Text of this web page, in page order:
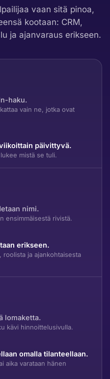
vaan sitä pinoa,
kootaan: CRM,
ja ajanvaraus erikseen.
haku.
vain ne, jotka ovat
päivittyvä.
mistä se tuli.
nimi.
ensimmäisestä rivistä.
erikseen.
roolista ja ajankohtaisesta
lomaketta.
kävi hinnoittelusivulla.
omalla tilanteellaan.
aika varataan hänen